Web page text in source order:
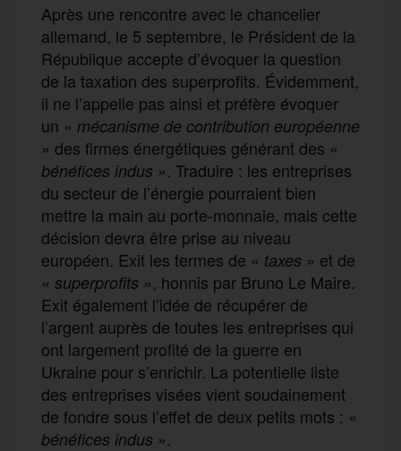
Après une rencontre avec le chancelier
allemand, le 5 septembre, le Président de la
République accepte d’évoquer la question
de la taxation des superprofits. Évidemment,
il ne l’appelle pas ainsi et préfère évoquer
un « mécanisme de contribution européenne
» des firmes énergétiques générant des «
bénéfices indus ». Traduire : les entreprises
du secteur de l’énergie pourraient bien
mettre la main au porte-monnaie, mais cette
décision devra être prise au niveau
européen. Exit les termes de « taxes » et de
« superprofits », honnis par Bruno Le Maire.
Exit également l’idée de récupérer de
l’argent auprès de toutes les entreprises qui
ont largement profité de la guerre en
Ukraine pour s’enrichir. La potentielle liste
des entreprises visées vient soudainement
de fondre sous l’effet de deux petits mots : «
bénéfices indus ».